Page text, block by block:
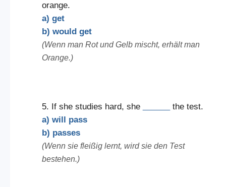
orange.
a) get
b) would get
(Wenn man Rot und Gelb mischt, erhält man
Orange.)
5. If she studies hard, she
the test.
a) will pass
b) passes
(Wenn sie fleißig lernt, wird sie den Test
bestehen.)